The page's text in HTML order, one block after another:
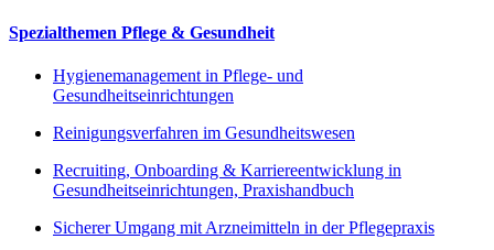
Spezialthemen Pflege & Gesundheit
Hygienemanagement in Pflege- und
Gesundheitseinrichtungen
Reinigungsverfahren im Gesundheitswesen
Recruiting, Onboarding & Karriereentwicklung in
Gesundheitseinrichtungen, Praxishandbuch
Sicherer Umgang mit Arzneimitteln in der Pflegepraxis